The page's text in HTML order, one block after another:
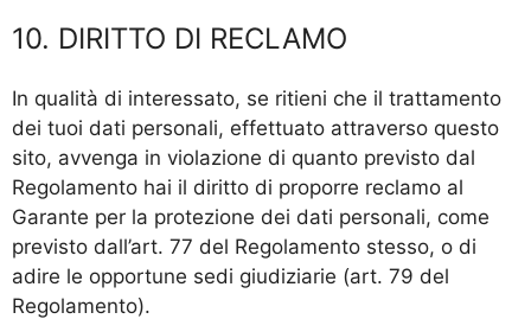
10. DIRITTO DI RECLAMO
In qualità di interessato, se ritieni che il trattamento
dei tuoi dati personali, effettuato attraverso questo
sito, avvenga in violazione di quanto previsto dal
Regolamento hai il diritto di proporre reclamo al
Garante per la protezione dei dati personali, come
previsto dall’art. 77 del Regolamento stesso, o di
adire le opportune sedi giudiziarie (art. 79 del
Regolamento).